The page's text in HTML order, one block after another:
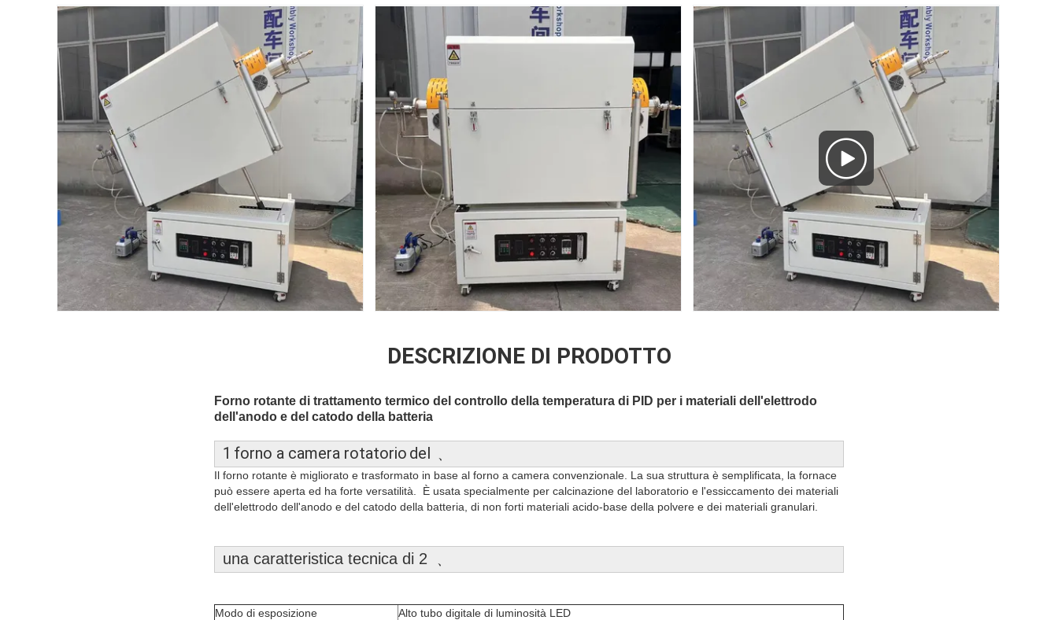
DESCRIZIONE DI PRODOTTO
Forno rotante di trattamento termico del controllo della temperatura di PID per i materiali dell'elettrodo
dell'anodo e del catodo della batteria
1 forno a camera rotatorio del
Il forno rotante è migliorato e trasformato in base al forno a camera convenzionale. La sua struttura è semplificata, la fornace
può essere aperta ed ha forte versatilità. È usata specialmente per calcinazione del laboratorio e l'essiccamento dei materiali
dell'elettrodo dell'anodo e del catodo della batteria, di non forti materiali acido-base della polvere e dei materiali granulari.
una caratteristica tecnica di 2 ﹑
Modo di esposizione
Alto tubo digitale di luminosità LED